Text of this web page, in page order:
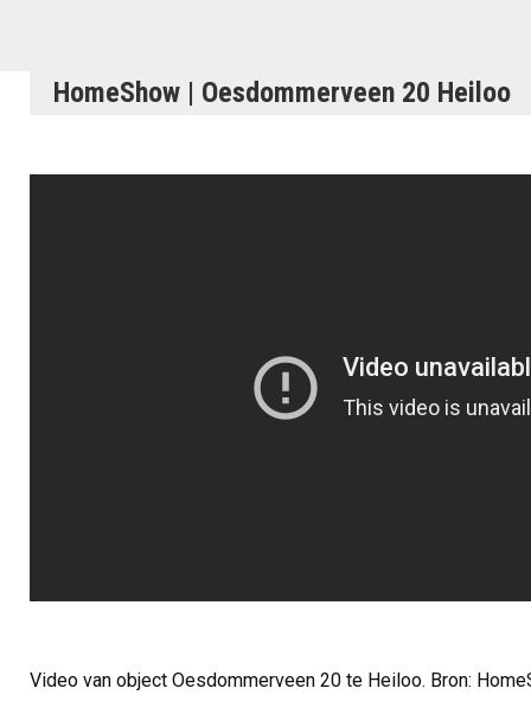
HomeShow | Oesdommerveen 20 Heiloo
Video van object Oesdommerveen 20 te Heiloo. Bron: